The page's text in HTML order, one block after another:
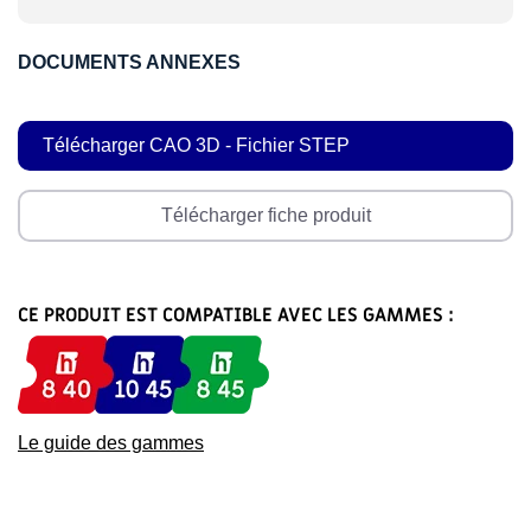
DOCUMENTS ANNEXES
Télécharger CAO 3D - Fichier STEP
Télécharger fiche produit
CE PRODUIT EST COMPATIBLE AVEC LES GAMMES :
Le guide des gammes